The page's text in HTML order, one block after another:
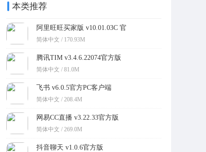
本类推荐
阿里旺旺买家版 v10.01.03C 官
方最新版
简体中文 / 170.93M
腾讯TIM v3.4.6.22074官方版
简体中文 / 81.0M
飞书 v6.0.5官方PC客户端
简体中文 / 208.4M
网易CC直播 v3.22.33官方版
简体中文 / 269.0M
抖音聊天 v1.0.6官方版